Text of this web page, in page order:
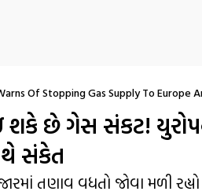
Of Stopping Gas Supply To Europe
શકે છે ગેસ સંકટ!
સંકેત
તણાવ વધતો જોવા મળી